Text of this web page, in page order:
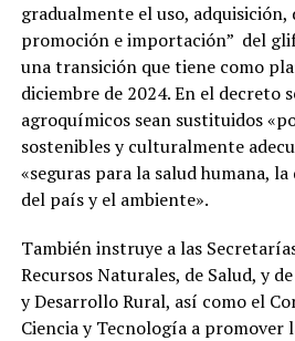
gradualmente el uso,
promoción e importación” del
una transición que tiene como
diciembre de 2024. En el decreto
agroquímicos sean sustituidos
sostenibles y culturalmente
«seguras para la salud humana,
del país y el ambiente».
También instruye a las
Recursos Naturales, de Salud, y
y Desarrollo Rural, así como el
Ciencia y Tecnología a promover